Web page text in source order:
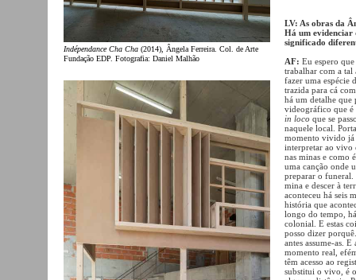
Indépendance Cha Cha (2014), Ângela Ferreira. Col. de Arte
Fundação EDP. Fotografia: Daniel Malhão
LV: As obras da
Há um evidenciar
significado
AF: Eu espero
trabalhar com a tal
fazer uma espécie
trazida para cá
há um detalhe que
videográfico que é
in loco que se
naquele local.
momento vivido já
interpretar ao vivo
nas minas e como
uma canção onde
preparar o funeral.
mina e descer à
aconteceu há seis
história que
longo do tempo,
colonial. E estas
posso dizer
antes assume-as.
momento real,
têm acesso ao
substitui o vivo, é